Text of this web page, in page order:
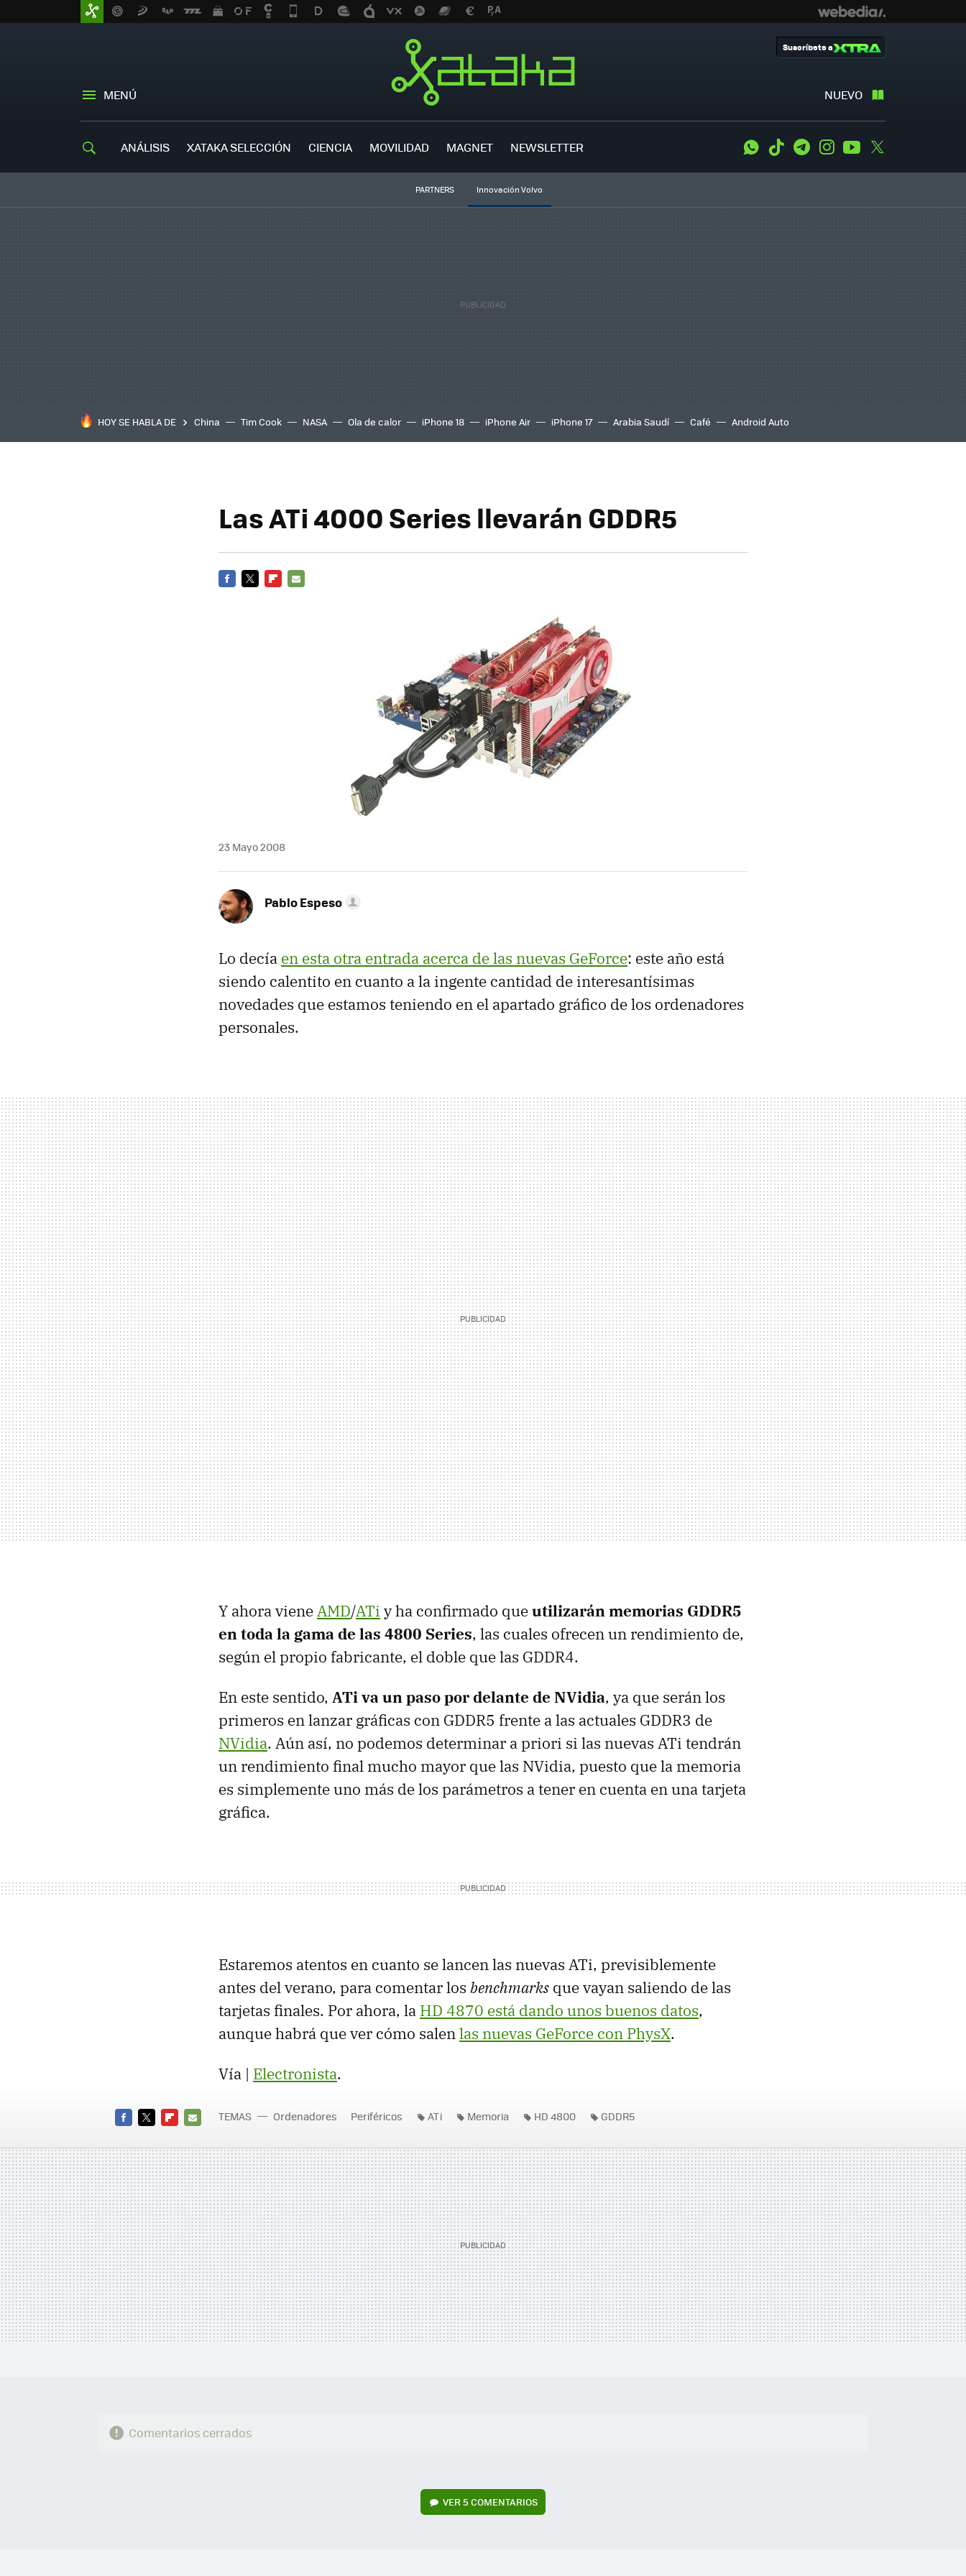
MENÚ NUEVO
Suscríbete a
ANÁLISIS XATAKA SELECCIÓN CIENCIA MOVILIDAD MAGNET NEWSLETTER WhatsApp
Tiktok TelegramInstagramYoutube
PARTNERS Innovación Volvo
HOY SE HABLA DE China Tim Cook NASA Ola de calor iPhone 18 iPhone Air iPhone 17 Arabia Saudí Café Android Auto
Las ATi 4000 Series llevarán GDDR5
23 Mayo 2008
Pablo Espeso
Lo decía en esta otra entrada acerca de las nuevas GeForce: este año está
siendo calentito en cuanto a la ingente cantidad de interesantísimas
novedades que estamos teniendo en el apartado gráfico de los ordenadores
personales.
Y ahora vieneAMD/ATi y ha confirmado queutilizarán memorias GDDR5
en toda la gama de las 4800 Series, las cuales ofrecen un rendimiento de,
según el propio fabricante, el doble que las GDDR4.
En este sentido, ATi va un paso por delante de NVidia, ya que serán los
primeros en lanzar gráficas con GDDR5 frente a las actuales GDDR3 de
NVidia. Aún así, no podemos determinar a priori si las nuevas ATi tendrán
un rendimiento final mucho mayor que las NVidia, puesto que la memoria
es simplemente uno más de los parámetros a tener en cuenta en una tarjeta
gráfica.
Estaremos atentos en cuanto se lancen las nuevas ATi, previsiblemente
antes del verano, para comentar los benchmarks que vayan saliendo de las
tarjetas finales. Por ahora, la HD 4870 está dando unos buenos datos,
aunque habrá que ver cómo salenlas nuevas GeForce con PhysX.
Vía | Electronista.
MAIL
TEMAS Ordenadores Periféricos ATi Memoria HD 4800 GDDR5
Comentarios cerrados
VER5 COMENTARIOS